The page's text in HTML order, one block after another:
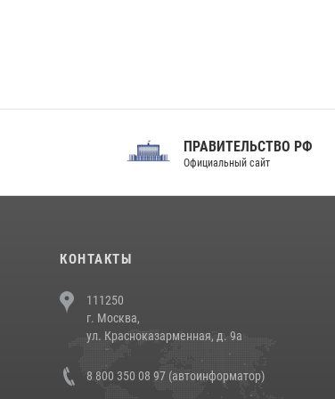
ПРАВИТЕЛЬСТВО РФ
Официальный сайт
КОНТАКТЫ
111250
г. Москва,
ул. Красноказарменная, д. 9а
8 800 350 08 97 (автоинформатор)